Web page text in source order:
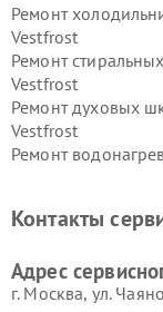
Ремонт
Vestfrost
Ремонт
Vestfrost
Ремонт духовых
Vestfrost
Ремонт
Vestfrost
Контакты
Адрес
г. Москва, ул.